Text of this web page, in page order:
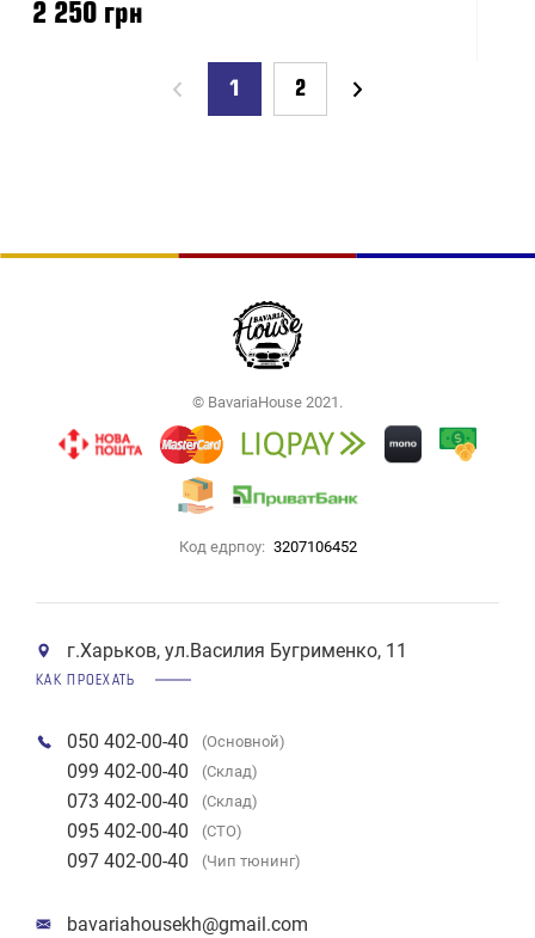
2 250 грн
1 2
© BavariaHouse 2021.
Код едрпоу: 3207106452
г.Харьков, ул.Василия Бугрименко, 11
КАК ПРОЕХАТЬ
050 402-00-40 (Основной)
099 402-00-40 (Склад)
073 402-00-40 (Склад)
095 402-00-40 (СТО)
097 402-00-40 (Чип тюнинг)
bavariahousekh@gmail.com